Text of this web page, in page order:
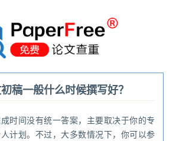
稿一般什么时候撰写好？
时间没有统一答案，主要取决于你的专
计划。不过，大多数情况下，你可以参